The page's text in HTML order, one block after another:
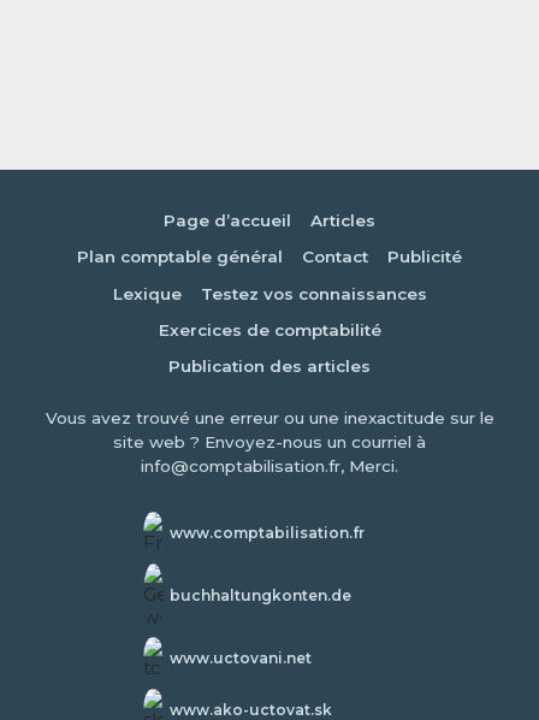
Page d’accueil
Articles
Plan comptable général
Contact
Publicité
Lexique
Testez vos connaissances
Exercices de comptabilité
Publication des articles
Vous avez trouvé une erreur ou une inexactitude sur le
site web ? Envoyez-nous un courriel à
info@comptabilisation.fr, Merci.
www.comptabilisation.fr
buchhaltungkonten.de
www.uctovani.net
www.ako-uctovat.sk